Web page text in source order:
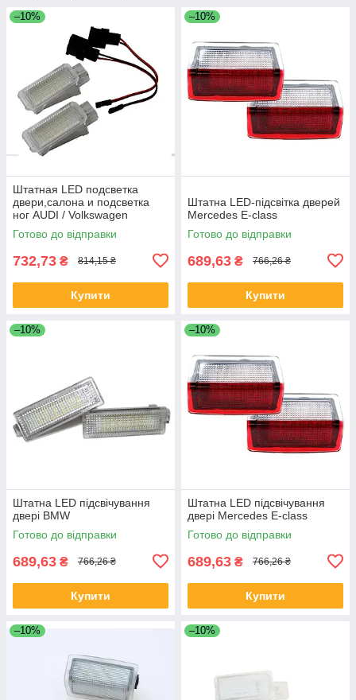
–10%
Штатная LED подсветка
двери,салона и подсветка
ног AUDI / Volkswagen
Готово до відправки
732,73 ₴ 814,15 ₴
Купити
–10%
Штатна LED-підсвітка дверей
Mercedes E-class
Готово до відправки
689,63 ₴ 766,26 ₴
Купити
–10%
Штатна LED підсвічування
двері BMW
Готово до відправки
689,63 ₴ 766,26 ₴
Купити
–10%
Штатна LED підсвічування
двері Mercedes E-class
Готово до відправки
689,63 ₴ 766,26 ₴
Купити
–10% –10%